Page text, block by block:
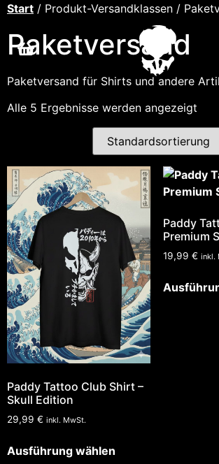
Start / Produkt-Versandklassen /
Paketversand
Paketversand für Shirts und andere
Alle 5 Ergebnisse werden angezeigt
Paddy Tattoo Club Shirt –
Skull Edition
29,99 € inkl. MwSt.
Ausführung wählen
Paddy
Premium
19,99 € inkl.